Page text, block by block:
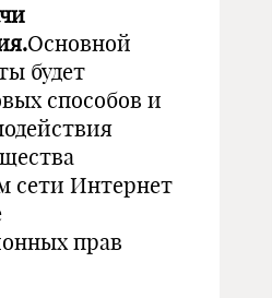
Основной
будет
способов и
сети Интернет
прав